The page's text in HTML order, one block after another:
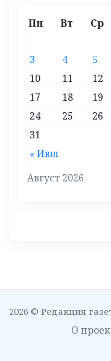
Август 2026
Пн Вт Ср
« Июл
3
4 5
10
11 12
17
18 19
24
25 26
31
2026 © Редакция
О